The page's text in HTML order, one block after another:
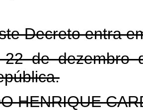
Decreto entra
22 de dezembro
HENRIQUE